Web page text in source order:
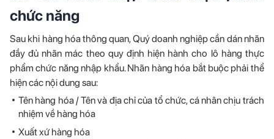
chức năng
Sau khi hàng hóa thông quan, Quý doanh nghiệp cần dán nhãn
đầy đủ nhãn mác theo quy định hiện hành cho lô hàng thực
phẩm chức năng nhập khẩu. Nhãn hàng hóa bắt buộc phải thể
hiện các nội dung sau:
Tên hàng hóa / Tên và địa chỉ của tổ chức, cá nhân chịu trách
nhiệm về hàng hóa
Xuất xứ hàng hóa